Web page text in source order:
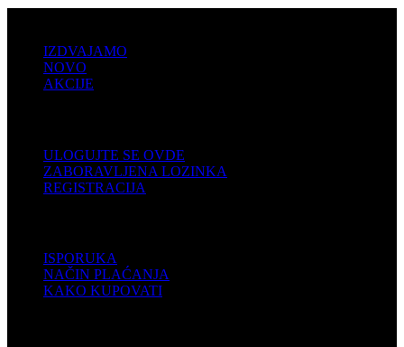
IZDVAJAMO
NOVO
AKCIJE
ULOGUJTE SE OVDE
ZABORAVLJENA LOZINKA
REGISTRACIJA
ISPORUKA
NAČIN PLAĆANJA
KAKO KUPOVATI